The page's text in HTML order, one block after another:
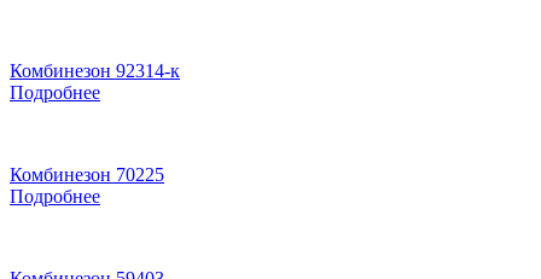
Комбинезон 92314-к
Подробнее
Комбинезон 70225
Подробнее